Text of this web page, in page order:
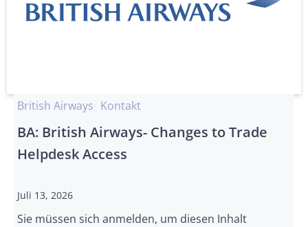
British Airways Kontakt
BA: British Airways- Changes to Trade
Helpdesk Access
Juli 13, 2026
Sie müssen sich anmelden, um diesen Inhalt